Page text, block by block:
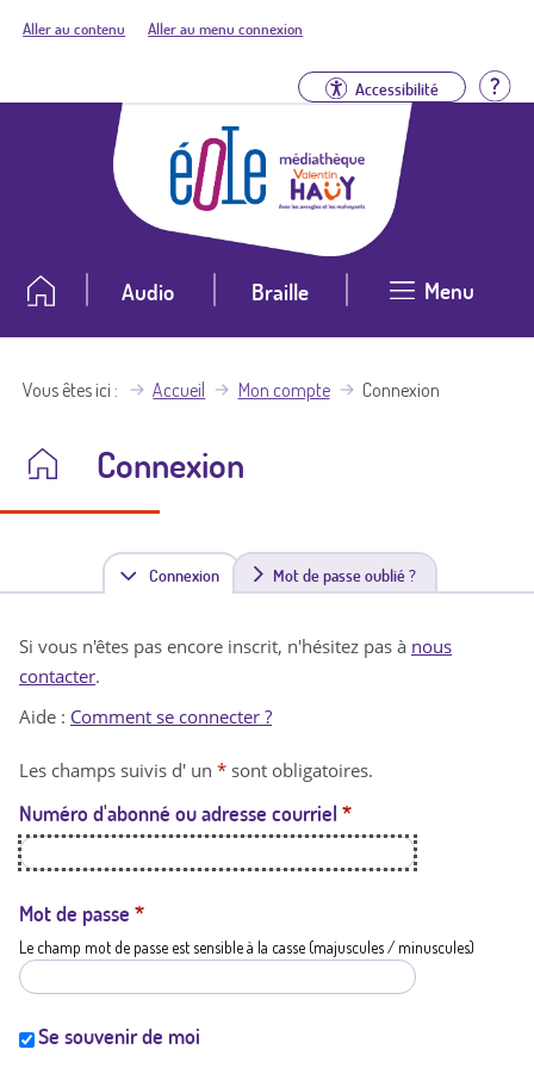
Aller au contenu Aller au menu connexion
Accessibilité
Audio Braille Menu
Vous êtes ici Accueil Mon compte Connexion
Connexion
Connexion(
n
t
a
t
i
Mot de passe oublié ?
Si vous n'êtes pas encore inscrit, n'hésitez pas à nous
contacter.
Aide : Comment se connecter ?
Les champs suivis d' un * sont obligatoires.
Numéro d'abonné ou adresse courriel *
Mot de passe *
Le champ mot de passe est sensible à la casse (majuscules / minuscules)
Se souvenir de moi